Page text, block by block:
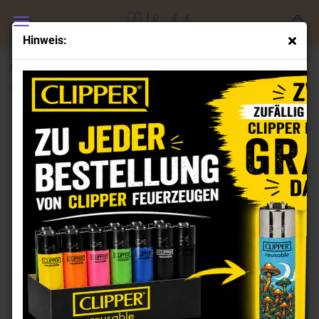
Hinweis:
Clipper Minitube Feuerzeug Grow
(Art.Nr.:CL102024)